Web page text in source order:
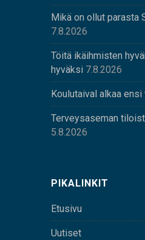
Mikä on ollut parasta
7.8.2026
Töitä ikäihmisten
hyväksi 7.8.2026
Koulutaival alkaa
Terveysaseman
5.8.2026
PIKALINKIT
Etusivu
Uutiset